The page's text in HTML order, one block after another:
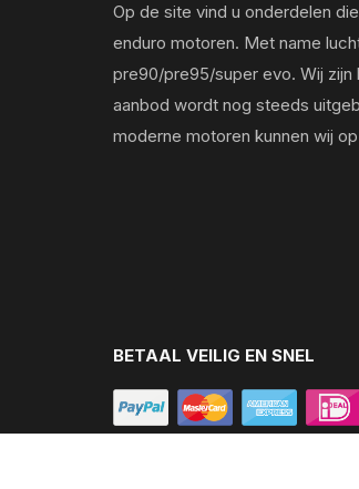
Op de site vind u onderdelen
enduro motoren. Met name
pre90/pre95/super evo. Wij zijn
aanbod wordt nog steeds
moderne motoren kunnen wij
BETAAL VEILIG EN SNEL